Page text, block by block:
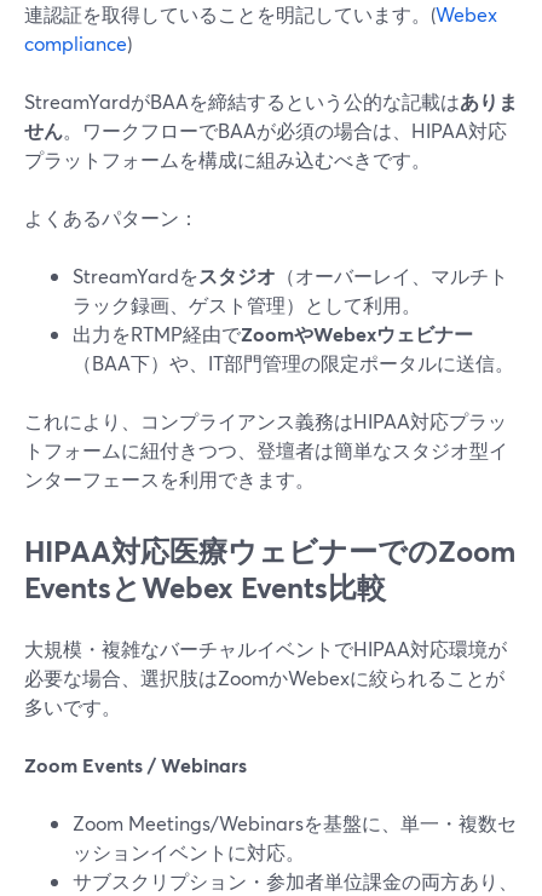
連認証を取得していることを明記しています。(Webex
compliance)
StreamYardがBAAを締結するという公的な記載はありま
せん。ワークフローでBAAが必須の場合は、HIPAA対応
プラットフォームを構成に組み込むべきです。
よくあるパターン：
StreamYardをスタジオ （オーバーレイ、マルチト
ラック録画、ゲスト管理）として利用。
出力をRTMP経由でZoomやWebexウェビナー
（BAA下）や、IT部門管理の限定ポータルに送信。
これにより、コンプライアンス義務はHIPAA対応プラッ
トフォームに紐付きつつ、登壇者は簡単なスタジオ型イ
ンターフェースを利用できます。
HIPAA対応医療ウェビナーでのZoom
EventsとWebex Events比較
大規模・複雑なバーチャルイベントでHIPAA対応環境が
必要な場合、選択肢はZoomかWebexに絞られることが
多いです。
Zoom Events / Webinars
Zoom Meetings/Webinarsを基盤に、単一・複数セ
ッションイベントに対応。
サブスクリプション・参加者単位課金の両方あり、